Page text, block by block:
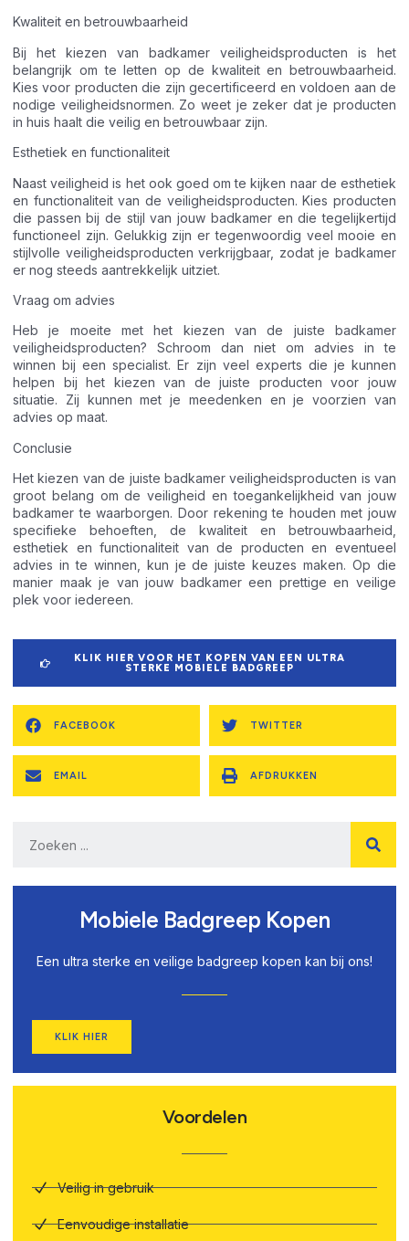
Kwaliteit en betrouwbaarheid
Bij het kiezen van badkamer veiligheidsproducten is het
belangrijk om te letten op de kwaliteit en betrouwbaarheid.
Kies voor producten die zijn gecertificeerd en voldoen aan de
nodige veiligheidsnormen. Zo weet je zeker dat je producten
in huis haalt die veilig en betrouwbaar zijn.
Esthetiek en functionaliteit
Naast veiligheid is het ook goed om te kijken naar de esthetiek
en functionaliteit van de veiligheidsproducten. Kies producten
die passen bij de stijl van jouw badkamer en die tegelijkertijd
functioneel zijn. Gelukkig zijn er tegenwoordig veel mooie en
stijlvolle veiligheidsproducten verkrijgbaar, zodat je badkamer
er nog steeds aantrekkelijk uitziet.
Vraag om advies
Heb je moeite met het kiezen van de juiste badkamer
veiligheidsproducten? Schroom dan niet om advies in te
winnen bij een specialist. Er zijn veel experts die je kunnen
helpen bij het kiezen van de juiste producten voor jouw
situatie. Zij kunnen met je meedenken en je voorzien van
advies op maat.
Conclusie
Het kiezen van de juiste badkamer veiligheidsproducten is van
groot belang om de veiligheid en toegankelijkheid van jouw
badkamer te waarborgen. Door rekening te houden met jouw
specifieke behoeften, de kwaliteit en betrouwbaarheid,
esthetiek en functionaliteit van de producten en eventueel
advies in te winnen, kun je de juiste keuzes maken. Op die
manier maak je van jouw badkamer een prettige en veilige
plek voor iedereen.
KLIK HIER VOOR HET KOPEN VAN EEN ULTRA
STERKE MOBIELE BADGREEP
FACEBOOK TWITTER
EMAIL AFDRUKKEN
Mobiele Badgreep Kopen
Een ultra sterke en veilige badgreep kopen kan bij ons!
KLIK HIER
Voordelen
Veilig in gebruik
Eenvoudige installatie